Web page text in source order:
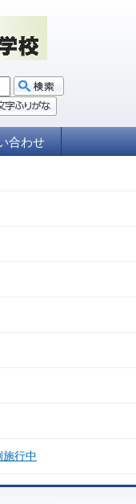
合わせ
行中